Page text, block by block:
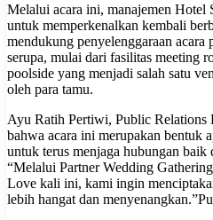
Melalui acara ini, manajemen Hotel
untuk memperkenalkan kembali
mendukung penyelenggaraan acara
serupa, mulai dari fasilitas meeting
poolside yang menjadi salah satu
oleh para tamu.
Ayu Ratih Pertiwi, Public Relations
bahwa acara ini merupakan bentuk
untuk terus menjaga hubungan baik
“Melalui Partner Wedding
Love kali ini, kami ingin
lebih hangat dan